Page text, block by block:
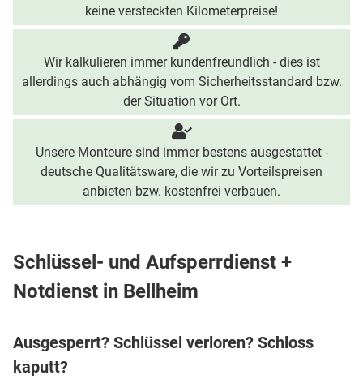
keine versteckten Kilometerpreise!
Wir kalkulieren immer kundenfreundlich - dies ist
allerdings auch abhängig vom Sicherheitsstandard bzw.
der Situation vor Ort.
Unsere Monteure sind immer bestens ausgestattet -
deutsche Qualitätsware, die wir zu Vorteilspreisen
anbieten bzw. kostenfrei verbauen.
Schlüssel- und Aufsperrdienst +
Notdienst in Bellheim
Ausgesperrt? Schlüssel verloren? Schloss
kaputt?